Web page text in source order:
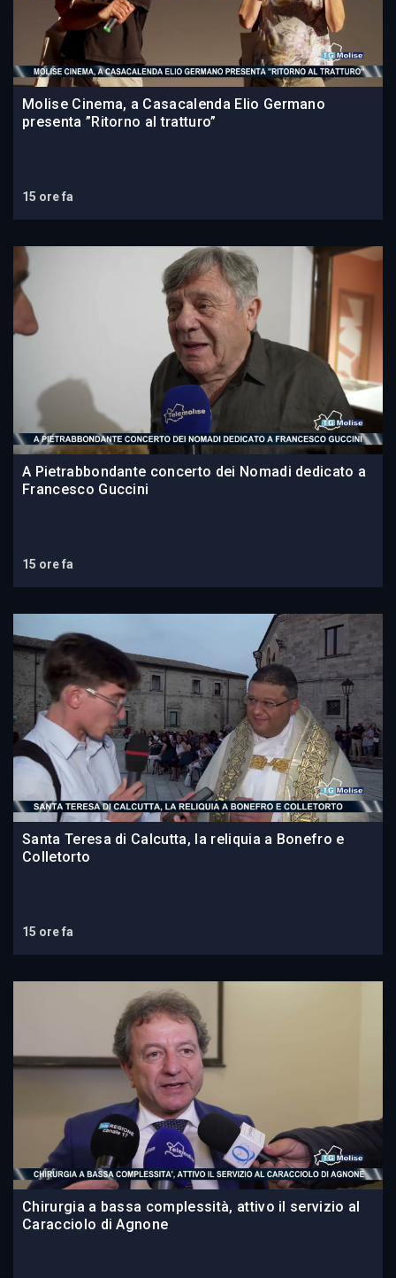
Molise Cinema, a Casacalenda Elio Germano
presenta ”Ritorno al tratturo”
15 ore fa
A Pietrabbondante concerto dei Nomadi dedicato a
Francesco Guccini
15 ore fa
Santa Teresa di Calcutta, la reliquia a Bonefro e
Colletorto
15 ore fa
Chirurgia a bassa complessità, attivo il servizio al
Caracciolo di Agnone